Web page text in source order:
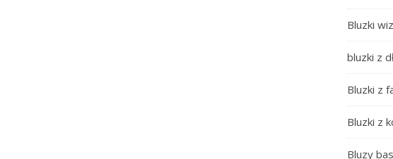
Bluzki
bluzki z
Bluzki z
Bluzki z
Bluzy